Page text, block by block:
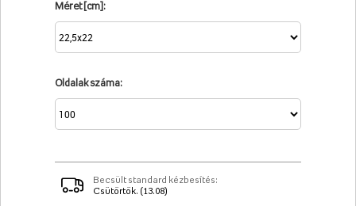
Méret [cm]:
Oldalak száma:
Becsült standard kézbesítés:
Csütörtök. (13.08)